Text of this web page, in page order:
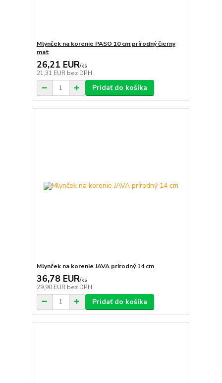
Mlynček na korenie PASO 10 cm prírodný čierny
mat
26,21 EUR/ks
21,31 EUR bez DPH
Pridať do košíka
Mlynček na korenie JAVA prírodný 14 cm
36,78 EUR/ks
29,90 EUR bez DPH
Pridať do košíka